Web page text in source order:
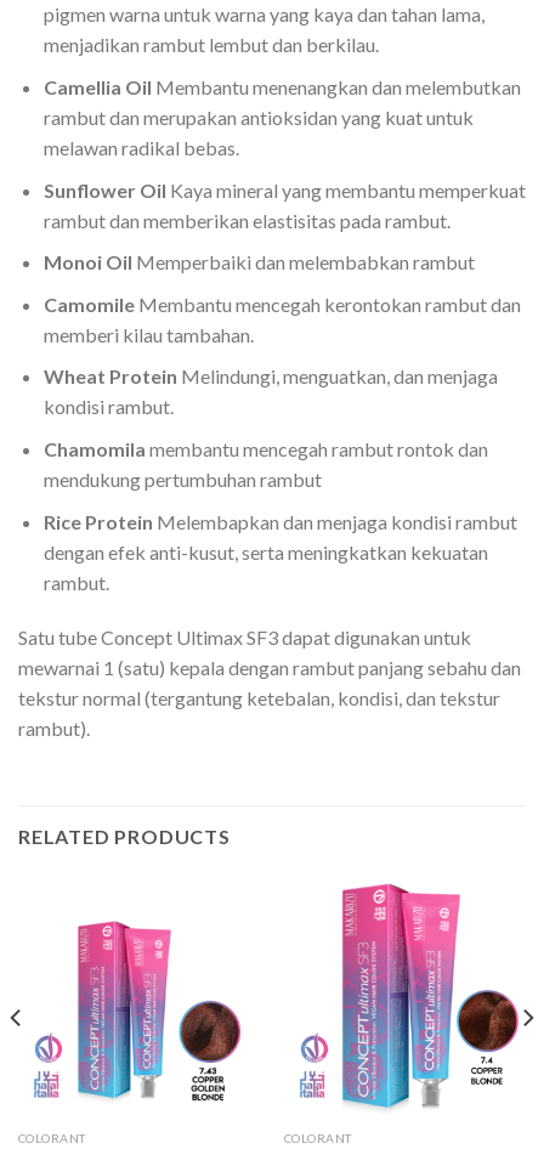
pigmen warna untuk warna yang kaya dan tahan lama,
menjadikan rambut lembut dan berkilau.
Camellia Oil Membantu menenangkan dan melembutkan
rambut dan merupakan antioksidan yang kuat untuk
melawan radikal bebas.
Sunflower Oil Kaya mineral yang membantu memperkuat
rambut dan memberikan elastisitas pada rambut.
Monoi Oil Memperbaiki dan melembabkan rambut
Camomile Membantu mencegah kerontokan rambut dan
memberi kilau tambahan.
Wheat Protein Melindungi, menguatkan, dan menjaga
kondisi rambut.
Chamomila membantu mencegah rambut rontok dan
mendukung pertumbuhan rambut
Rice Protein Melembapkan dan menjaga kondisi rambut
dengan efek anti-kusut, serta meningkatkan kekuatan
rambut.
Satu tube Concept Ultimax SF3 dapat digunakan untuk
mewarnai 1 (satu) kepala dengan rambut panjang sebahu dan
tekstur normal (tergantung ketebalan, kondisi, dan tekstur
rambut).
RELATED PRODUCTS
COLORANT COLORANT